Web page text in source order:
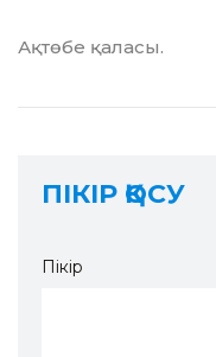
Ақтөбе қаласы.
ПІКІР ҚОСУ
Пікір